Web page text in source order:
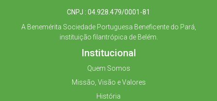
CNPJ : 04.928.479/0001-81
A Benemérita Sociedade Portuguesa Beneficente do Pará,
instituição filantrópica de Belém.
Institucional
Quem Somos
Missão, Visão e Valores
História